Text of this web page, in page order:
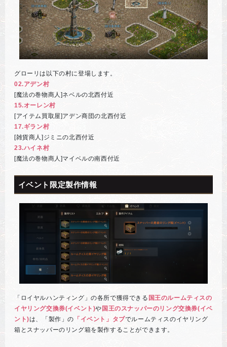
グローリは以下の村に登場します。
02.アデン村
[魔法の巻物商人]ネベルの北西付近
15.オーレン村
[アイテム買取屋]アデン商団の北西付近
17.ギラン村
[雑貨商人]ジミニの北西付近
23.ハイネ村
[魔法の巻物商人]マイベルの南西付近
イベント限定製作情報
「ロイヤルハンティング」の各所で獲得できる 国王のルームティスの
イヤリング交換券(イベント)や 国王のスナッパーのリング交換券(イベ
ント)は、「製作」の 「イベント」タブでルームティスのイヤリング
箱とスナッパーのリング箱を製作することができます。